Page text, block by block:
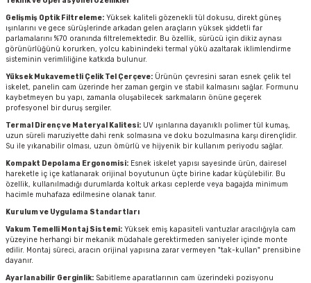
Gelişmiş Optik Filtreleme: Yüksek kaliteli gözenekli tül dokusu, direkt güneş
ışınlarını ve gece sürüşlerinde arkadan gelen araçların yüksek şiddetli far
parlamalarını %70 oranında filtrelemektedir. Bu özellik, sürücü için dikiz aynası
görünürlüğünü korurken, yolcu kabinindeki termal yükü azaltarak iklimlendirme
sisteminin verimliliğine katkıda bulunur.
Yüksek Mukavemetli Çelik Tel Çerçeve: Ürünün çevresini saran esnek çelik tel
iskelet, panelin cam üzerinde her zaman gergin ve stabil kalmasını sağlar. Formunu
kaybetmeyen bu yapı, zamanla oluşabilecek sarkmaların önüne geçerek
profesyonel bir duruş sergiler.
Termal Direnç ve Materyal Kalitesi: UV ışınlarına dayanıklı polimer tül kumaş,
uzun süreli maruziyette dahi renk solmasına ve doku bozulmasına karşı dirençlidir.
Su ile yıkanabilir olması, uzun ömürlü ve hijyenik bir kullanım periyodu sağlar.
Kompakt Depolama Ergonomisi: Esnek iskelet yapısı sayesinde ürün, dairesel
hareketle iç içe katlanarak orijinal boyutunun üçte birine kadar küçülebilir. Bu
özellik, kullanılmadığı durumlarda koltuk arkası ceplerde veya bagajda minimum
hacimle muhafaza edilmesine olanak tanır.
Kurulum ve Uygulama Standartları
Vakum Temelli Montaj Sistemi: Yüksek emiş kapasiteli vantuzlar aracılığıyla cam
yüzeyine herhangi bir mekanik müdahale gerektirmeden saniyeler içinde monte
edilir. Montaj süreci, aracın orijinal yapısına zarar vermeyen "tak-kullan" prensibine
dayanır.
Ayarlanabilir Gerginlik: Sabitleme aparatlarının cam üzerindeki pozisyonu